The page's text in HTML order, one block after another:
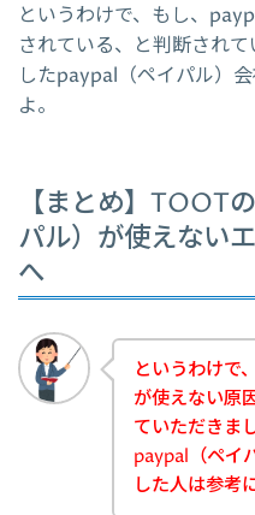
というわけで、もし、
されている、と判断され
したpaypal（ペイパル）
よ。
【まとめ】TOOT
パル）が使えない
へ
というわけで
が使えない原
ていただきま
paypal（ペイ
した人は参考